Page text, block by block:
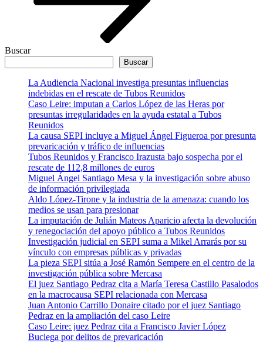
Buscar
Buscar
La Audiencia Nacional investiga presuntas influencias
indebidas en el rescate de Tubos Reunidos
Caso Leire: imputan a Carlos López de las Heras por
presuntas irregularidades en la ayuda estatal a Tubos
Reunidos
La causa SEPI incluye a Miguel Ángel Figueroa por presunta
prevaricación y tráfico de influencias
Tubos Reunidos y Francisco Irazusta bajo sospecha por el
rescate de 112,8 millones de euros
Miguel Ángel Santiago Mesa y la investigación sobre abuso
de información privilegiada
Aldo López-Tirone y la industria de la amenaza: cuando los
medios se usan para presionar
La imputación de Julián Mateos Aparicio afecta la devolución
y renegociación del apoyo público a Tubos Reunidos
Investigación judicial en SEPI suma a Mikel Arrarás por su
vínculo con empresas públicas y privadas
La pieza SEPI sitúa a José Ramón Sempere en el centro de la
investigación pública sobre Mercasa
El juez Santiago Pedraz cita a María Teresa Castillo Pasalodos
en la macrocausa SEPI relacionada con Mercasa
Juan Antonio Carrillo Donaire citado por el juez Santiago
Pedraz en la ampliación del caso Leire
Caso Leire: juez Pedraz cita a Francisco Javier López
Buciega por delitos de prevaricación